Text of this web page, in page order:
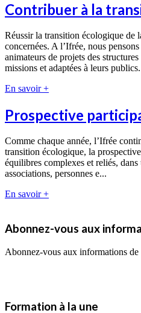
Contribuer à la
Réussir la transition écologique de
concernées. A l’Ifrée, nous
animateurs de projets des
missions et adaptées à leurs
En savoir +
Prospective
Comme chaque année, l’Ifrée
transition écologique, la
équilibres complexes et reliés,
associations, personnes e...
En savoir +
Abonnez-vous aux
Abonnez-vous aux informations
Formation à la une